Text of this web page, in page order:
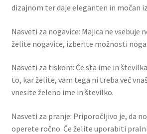
dizajnom ter daje eleganten in močan
Nasveti za nogavice: Majica ne vsebuje
želite nogavice, izberite možnosti
Nasveti za tiskom: Če sta ime in
to, kar želite, vam tega ni treba več
vnesite želeno ime in številko.
Nasveti za pranje: Priporočljivo je, da
operete ročno. Če želite uporabiti